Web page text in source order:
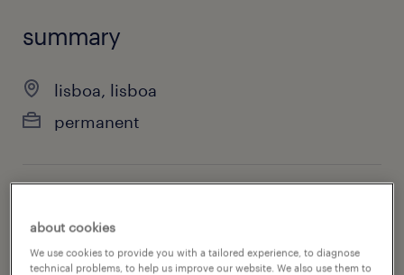
summary
lisboa, lisboa
permanent
legal
about cookies
We use cookies to provide you with a tailored experience, to diagnose
technical problems, to help us improve our website. We also use them to